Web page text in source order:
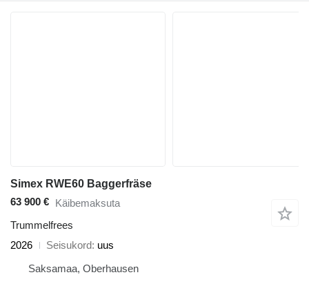
Simex RWE60 Baggerfräse
63 900 € Käibemaksuta
Trummelfrees
2026
Seisukord uus
Saksamaa, Oberhausen